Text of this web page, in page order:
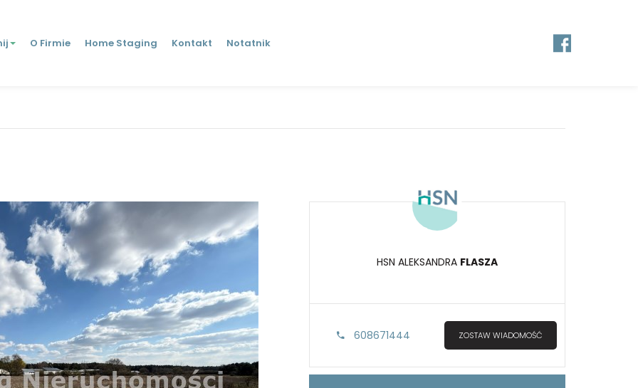
O Firmie Home Staging Kontakt Notatnik
HSN ALEKSANDRA FLASZA
608671444 ZOSTAW WIADOMOŚĆ